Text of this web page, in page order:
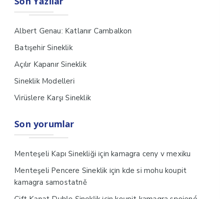
Albert Genau: Katlanır Cambalkon
Batışehir Sineklik
Açılır Kapanır Sineklik
Sineklik Modelleri
Virüslere Karşı Sineklik
Son yorumlar
Menteşeli Kapı Sinekliği içinkamagra ceny v mexiku
Menteşeli Pencere Sineklik için kde si mohu koupit
kamagra samostatně